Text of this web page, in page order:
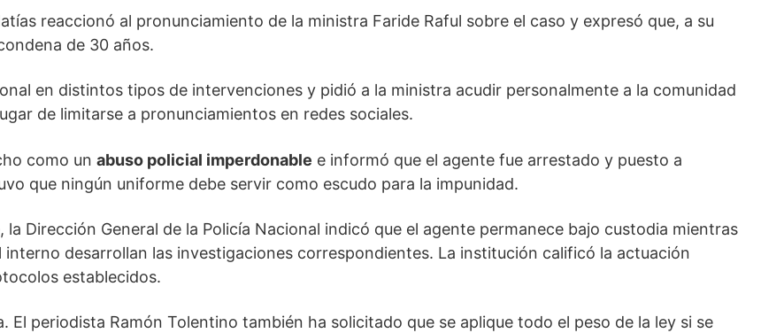
reaccionó al pronunciamiento de la ministra Faride Raful sobre el caso y expresó que, a su
de 30 años.
en distintos tipos de intervenciones y pidió a la ministra acudir personalmente a la comunidad
de limitarse a pronunciamientos en redes sociales.
como un abuso policial imperdonable e informó que el agente fue arrestado y puesto a
que ningún uniforme debe servir como escudo para la impunidad.
Dirección General de la Policía Nacional indicó que el agente permanece bajo custodia mientras
desarrollan las investigaciones correspondientes. La institución calificó la actuación
establecidos.
El periodista Ramón Tolentino también ha solicitado que se aplique todo el peso de la ley si se